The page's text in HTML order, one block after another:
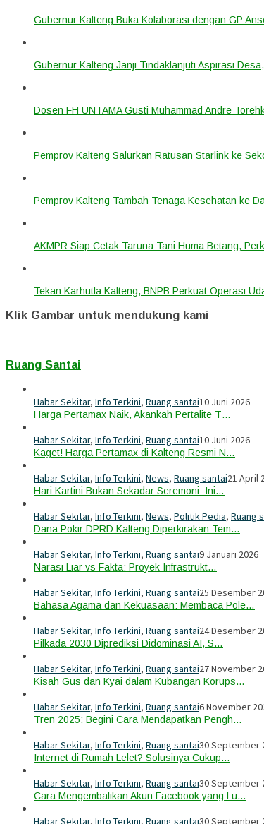
Gubernur Kalteng Buka Kolaborasi dengan GP
Gubernur Kalteng Janji Tindaklanjuti Aspirasi
Dosen FH UNTAMA Gusti Muhammad Andre
Pemprov Kalteng Salurkan Ratusan Starlink ke
Pemprov Kalteng Tambah Tenaga Kesehatan ke
AKMPR Siap Cetak Taruna Tani Huma Betang,
Tekan Karhutla Kalteng, BNPB Perkuat Operasi
Klik Gambar untuk mendukung kami
Ruang Santai
Habar Sekitar, Info Terkini, Ruang santai10 Juni 2026
Harga Pertamax Naik, Akankah Pertalite T…
Habar Sekitar, Info Terkini, Ruang santai10 Juni 2026
Kaget! Harga Pertamax di Kalteng Resmi N…
Habar Sekitar, Info Terkini, News, Ruang santai21 April
Hari Kartini Bukan Sekadar Seremoni: Ini…
Habar Sekitar, Info Terkini, News, Politik Pedia, Ruang
Dana Pokir DPRD Kalteng Diperkirakan Tem…
Habar Sekitar, Info Terkini, Ruang santai9 Januari 2026
Narasi Liar vs Fakta: Proyek Infrastrukt…
Habar Sekitar, Info Terkini, Ruang santai25 Desember
Bahasa Agama dan Kekuasaan: Membaca Pole…
Habar Sekitar, Info Terkini, Ruang santai24 Desember
Pilkada 2030 Diprediksi Didominasi AI, S…
Habar Sekitar, Info Terkini, Ruang santai27 November
Kisah Gus dan Kyai dalam Kubangan Korups…
Habar Sekitar, Info Terkini, Ruang santai6 November
Tren 2025: Begini Cara Mendapatkan Pengh…
Habar Sekitar, Info Terkini, Ruang santai30 September
Internet di Rumah Lelet? Solusinya Cukup…
Habar Sekitar, Info Terkini, Ruang santai30 September
Cara Mengembalikan Akun Facebook yang Lu…
Habar Sekitar, Info Terkini, Ruang santai30 September